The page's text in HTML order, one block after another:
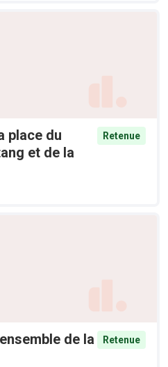
place du
et de la
Retenue
de la
Retenue